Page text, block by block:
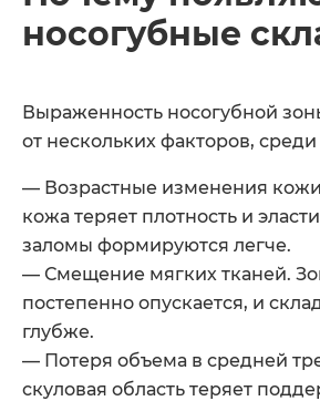
носогубные
Выраженность носогубной
от нескольких факторов,
— Возрастные изменения
кожа теряет плотность и
заломы формируются легче.
— Смещение мягких тканей.
постепенно опускается, и
глубже.
— Потеря объема в средней
скуловая область теряет